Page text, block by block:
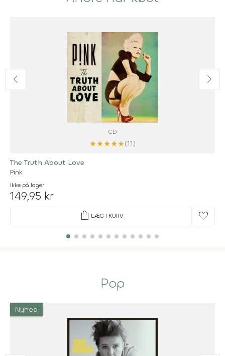
CD
★★★★★(11)
The Truth About Love
Pink
Ikke på lager
149,95 kr
shopping_bag LÆG I KURV favorite
Pop
Nyhed